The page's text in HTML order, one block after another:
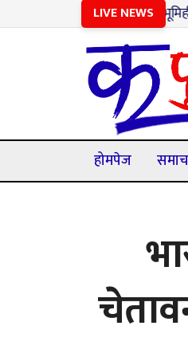
LIVE NEWS
भूमिहीनका नाममा
होमपेज